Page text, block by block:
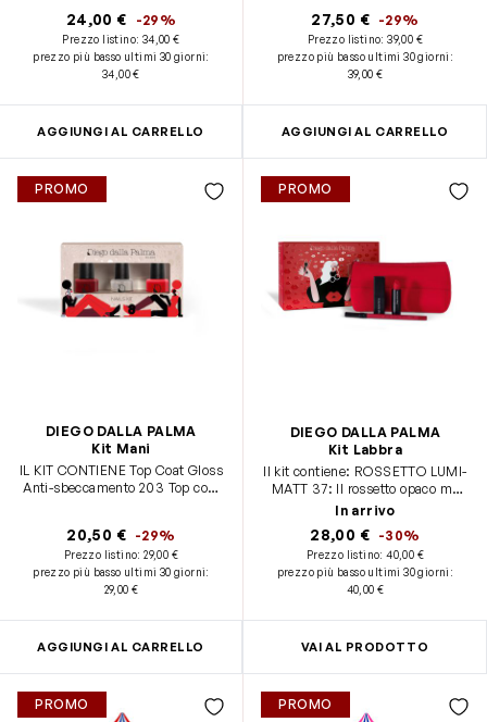
24,00 € -29%
Prezzo listino: 34,00 €
prezzo più basso ultimi 30 giorni:
34,00 €
AGGIUNGI AL CARRELLO
tue ciglia saranno subito
volumizzate e allungate. MATITA
NERA N.01 Matita occhi morbida
e confortevole. POCHETTE IN
27,50 € -29%
Prezzo listino:39,00 €
prezzo più basso ultimi 30 giorni :
39,00 €
AGGIUNGI AL CARRELLO
PROMO
DIEGO DALLA PALMA
Kit Mani
IL KIT CONTIENE Top Coat Gloss
Anti-sbeccamento 203 Top coat
Protegge da striature, sbeccature
e ingiallimento. Si applica come
un normale smalto, senza UV.
Smalto Rosso 225 – Bloody Mary
brillante e lunga tenuta. Smalto
Bordeaux 243 – Overkill
coprente dalla prima passata.
20,50 € -29%
Prezzo listino:29,00 €
prezzo più basso ultimi 30 giorni:
29,00 €
AGGIUNGI AL CARRELLO
PROMO
DIEGO DALLA PALMA
Kit Labbra
Il kit contiene: ROSSETTO LUMI-
MATT 37: Il rossetto opaco ma
confortevole che unisce
CASE NERA: Case nera
riutilizzabile e composta in
alluminio con chiusura
magnetica. 100% RICICLABILE -
labbra temperabile dalla tenuta
In arrivo
28,00 € -30%
Prezzo listino:40,00 €
prezzo più basso ultimi 30 giorni :
40,00 €
VAI AL PRODOTTO
PROMO PROMO